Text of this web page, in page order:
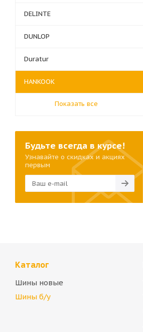
DELINTE
DUNLOP
Duratur
HANKOOK
Показать все
Будьте всегда в курсе!
Узнавайте о скидках и акциях
первым
Каталог
Шины новые
Шины б/у